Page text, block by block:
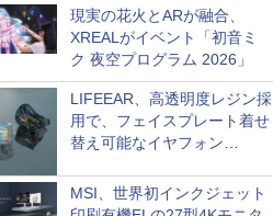
現実の花火とARが融合、
XREALがイベント「初音ミ
ク 夜空プログラム 2026」
LIFEEAR、高透明度レジン採
用で、フェイスプレート着せ
替え可能なイヤフォン
MSI、世界初インクジェット